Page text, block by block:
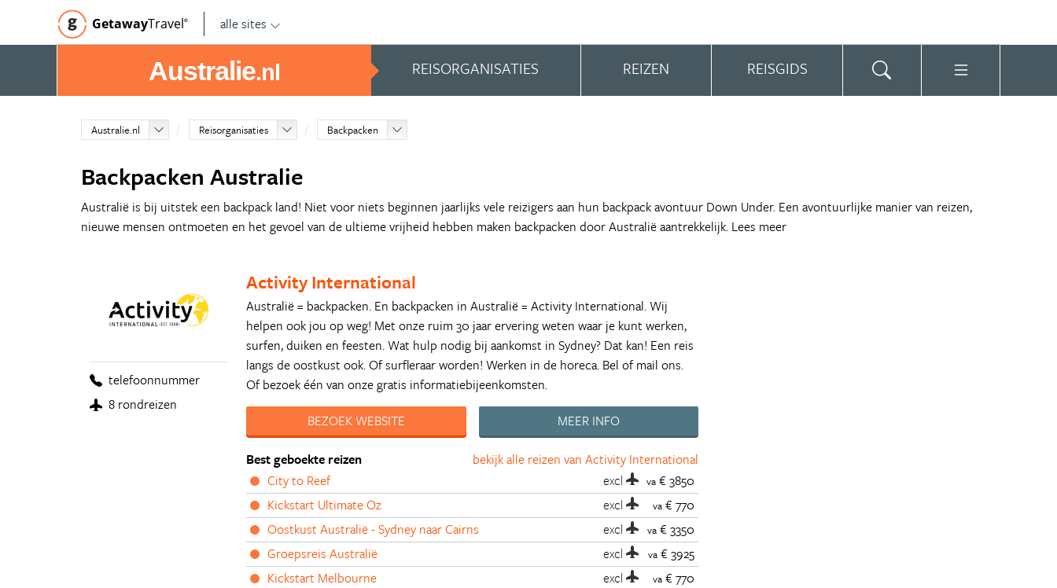
GetawayTravel© alle sites
Australie.nl REISORGANISATIES REIZEN REISGIDS
Australie.nl Reisorganisaties Backpacken
Backpacken Australie
Australië is bij uitstek een backpack land! Niet voor niets beginnen jaarlijks vele reizigers aan hun backpack avontuur Down Under. Een avontuurlijke manier van reizen,
nieuwe mensen ontmoeten en het gevoel van de ultieme vrijheid hebben maken backpacken door Australië aantrekkelijk. Lees meer
telefoonnummer
8 rondreizen
Activity International
Australië = backpacken. En backpacken in Australië = Activity International. Wij
helpen ook jou op weg! Met onze ruim 30 jaar ervering weten waar je kunt werken,
surfen, duiken en feesten. Wat hulp nodig bij aankomst in Sydney? Dat kan! Een reis
langs de oostkust ook. Of surfleraar worden! Werken in de horeca. Bel of mail ons.
Of bezoek één van onze gratis informatiebijeenkomsten.
BEZOEK WEBSITE
MEER INFO
bekijk alle reizen van Activity International
Best geboekte reizen
City to Reef
excl va € 3850
Kickstart Ultimate Oz
excl va € 770
Oostkust Australië - Sydney naar Cairns
excl va € 3350
Groepsreis Australië
excl va € 3925
Kickstart Melbourne
excl va € 770